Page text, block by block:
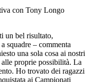
con Tony Longo
un bel risultato,
squadre – commenta
una sola cosa ai nostri
proprie possibilità. La
Ho trovato dei ragazzi
ai Campionati